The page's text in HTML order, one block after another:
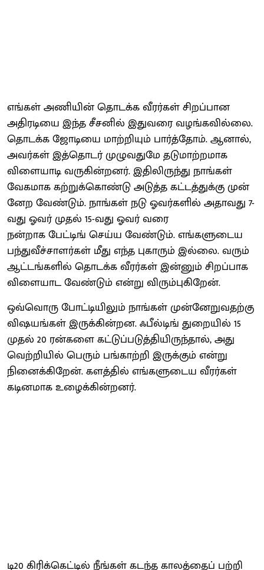
எங்​கள் அணி​யின் தொடக்க வீரர்​கள் சிறப்​பான
அதிரடியை இந்த சீசனில் இது​வரை வழங்​க​வில்​லை.
தொடக்க ஜோடியை மாற்​றி​யும் பார்த்​தோம். ஆனால்,
அவர்​கள் இத்​தொடர் முழு​வதுமே தடு​மாற்​ற​மாக
விளை​யாடி வரு​கின்​றனர். இதிலிருந்து நாங்​கள்
வேக​மாக கற்​றுக்​கொண்டு அடுத்த கட்​டத்​துக்கு முன்​
னேற வேண்​டும். நாங்​கள் நடு ஓவர்​களில் அதாவது 7-
வது ஓவர் முதல் 15-வது ஓவர் வரை
நன்​றாக பேட்​டிங் செய்ய வேண்​டும். எங்​களு​டைய
பந்​து​வீச்​சாளர்​கள் மீது எந்த புகாரும் இல்​லை. வரும்
ஆட்​டங்​களில் தொடக்க வீரர்​கள் இன்​னும் சிறப்​பாக
விளை​யாட வேண்​டும் என்று விரும்​பு​கிறேன்.
ஒவ்​வொரு போட்​டி​யிலும் நாங்​கள் முன்​னேறு​வதற்கு
விஷ​யங்​கள் இருக்​கின்​றன. ஃபீல்​டிங் துறை​யில் 15
முதல் 20 ரன்​களை கட்டுப்படுத்தியிருந்தால், அது
வெற்​றி​யில் பெரும் பங்​காற்றி இருக்​கும் என்று
நினைக்​கிறேன். களத்​தில் எங்​களு​டைய வீரர்​கள்
கடின​மாக உழைக்​கின்​றனர்.
டி20 கிரிக்​கெட்​டில் நீங்​கள் கடந்த காலத்​தைப் பற்றி